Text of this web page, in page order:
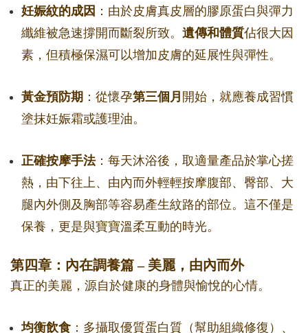
妊娠紋的成因 ：由於皮膚真皮層的膠原蛋白與彈力
纖維被急速撐開而斷裂所致。 遺傳和體質佔很大因
素，但積極保濕可以增加皮膚的延展性與彈性。
黃金預防期 ：從懷孕第三個月 開始，就應養成習慣
塗抹妊娠霜或護理油。
正確按摩手法：每天沐浴後，取適量產品於掌心搓
熱，由下往上、由內而外輕輕按摩腹部、臀部、大
腿內外側及胸部等容易產生紋路的部位。這不僅是
保養，更是與寶寶溫柔互動的時光。
第四章：內在調養篇 – 美麗，由內而外
真正的美麗，源自於健康的身體與愉悅的心情。
均衡飲食 ：多攝取優質蛋白質（幫助組織修復）、